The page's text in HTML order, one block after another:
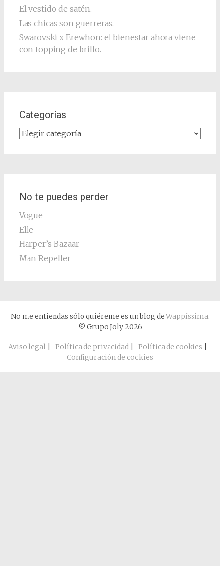
El vestido de satén.
Las chicas son guerreras.
Swarovski x Erewhon: el bienestar ahora viene
con topping de brillo.
Categorías
Categorías
No te puedes perder
Vogue
Elle
Harper’s Bazaar
Man Repeller
No me entiendas sólo quiéreme es un blog de Wappíssima.
© Grupo Joly 2026
Aviso legal| Política de privacidad| Política de cookies
Configuración de cookies